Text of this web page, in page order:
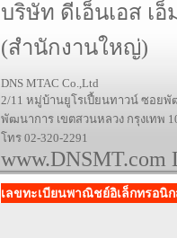
บริษัท ดีเอ็นเอส เ
(สำนักงานใหญ่)
DNS MTAC Co.,Ltd
2/11 หมู่บ้านยูโรเปี้ยนทาวน์ ซอย
พัฒนาการ เขตสวนหลวง กรุงเทพ
โทร 02-320-2291
www.DNSMT.com
เลขทะเบียนพาณิชย์อิเล็กทรอนิ